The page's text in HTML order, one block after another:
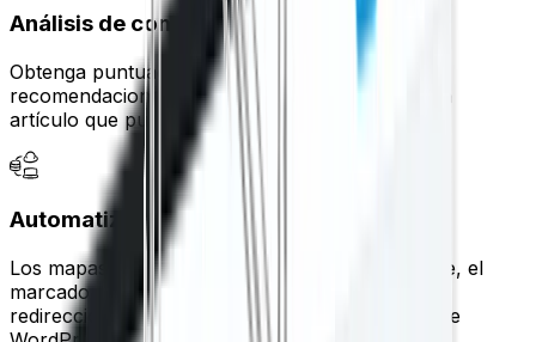
Análisis de contenido inteligente
Obtenga puntuaciones de SEO en tiempo real y
recomendaciones prácticas para fortalecer cada
artículo que publique.
Automatización técnica de SEO
Los mapas de sitio actualizados automáticamente, el
marcado de datos estructurados y la gestión de
redirecciones mantienen sólida la base de SEO de